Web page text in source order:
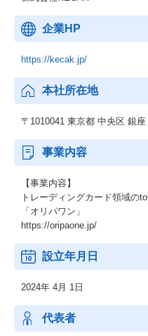
企業HP
https://kecak.jp/
本社所在地
〒1010041 東京都 中央区 銀
事業内容
【事業内容】
トレーディングカード領域の
「オリパワン」
https://oripaone.jp/
設立年月日
2024年 4月 1日
代表者